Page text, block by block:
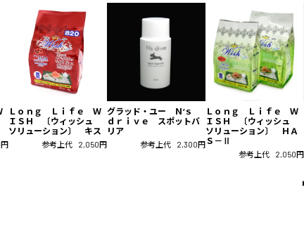
Ｌｏｎｇ Ｌｉｆｅ Ｗ
ＩＳＨ 〔ウィッシュ
ソリューション〕 キス
参考上代 2,050円
グラッド・ユー Ｎ‘ｓ
ｄｒｉｖｅ スポットバ
リア
参考上代 2,300円
Ｌｏｎｇ Ｌｉｆｅ Ｗ
ＩＳＨ 〔ウィッシュ
ソリューション〕 ＨＡ
Ｓ－Ⅱ
参考上代 2,050円